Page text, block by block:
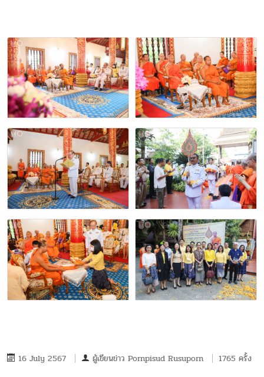
16 July 2567 ผู้เขียนข่าว Pornpisud Rusuporn 1765 ครั้ง